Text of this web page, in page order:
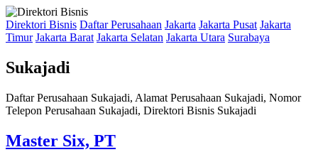
Direktori Bisnis Daftar Perusahaan Jakarta Jakarta Pusat Jakarta
Timur Jakarta Barat Jakarta Selatan Jakarta Utara Surabaya
Sukajadi
Daftar Perusahaan Sukajadi, Alamat Perusahaan Sukajadi, Nomor
Telepon Perusahaan Sukajadi, Direktori Bisnis Sukajadi
Master Six, PT